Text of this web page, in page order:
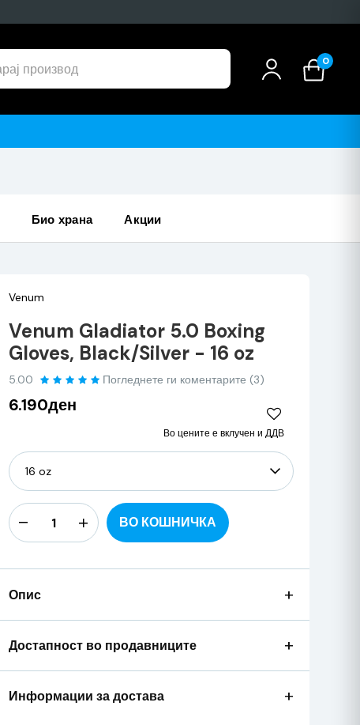
0
био храна акции
Venum
Venum Gladiator 5.0 Boxing
Gloves, Black/Silver - 16 oz
5.00 Погледнете ги коментарите (3)
6.190ден
Во цените е вклучен и ДДВ
ВО КОШНИЧКА
Опис +
Достапност во продавниците +
Информации за достава +